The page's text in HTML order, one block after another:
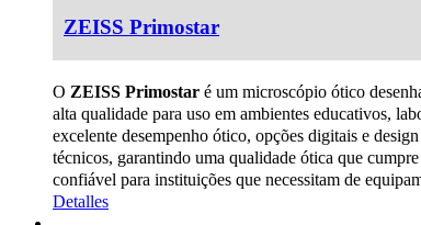
ZEISS Primostar
O ZEISS Primostar é um microscópio ótico
alta qualidade para uso em ambientes educativos,
excelente desempenho ótico, opções digitais e
técnicos, garantindo uma qualidade ótica que
confiável para instituições que necessitam de
Detalles